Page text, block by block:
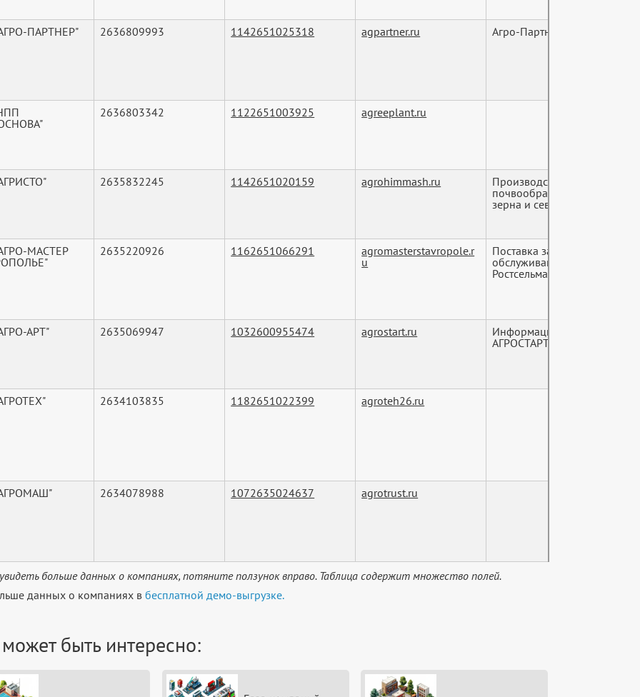
ПАРТНЕР" 2636809993 1142651025318 agpartner.ru Агро-Партнер, агротехника,
2636803342 1122651003925 agreeplant.ru
2635832245 1142651020159 agrohimmash.ru
Производство и продажа
почвообработки, защиты
зерна и сева
МАСТЕР
2635220926 1162651066291
agromasterstavropole.r
u
Поставка запасных частей и
обслуживание
Ростсельмаш в комп...
АРТ" 2635069947 1032600955474 agrostart.ru
Информационно
АГРОСТАРТ
2634103835 1182651022399 agroteh26.ru
2634078988 1072635024637 agrotrust.ru
больше данных о компаниях, потяните ползунок вправо. Таблица содержит множество полей.
данных о компаниях вбесплатной демо-выгрузке.
быть интересно: